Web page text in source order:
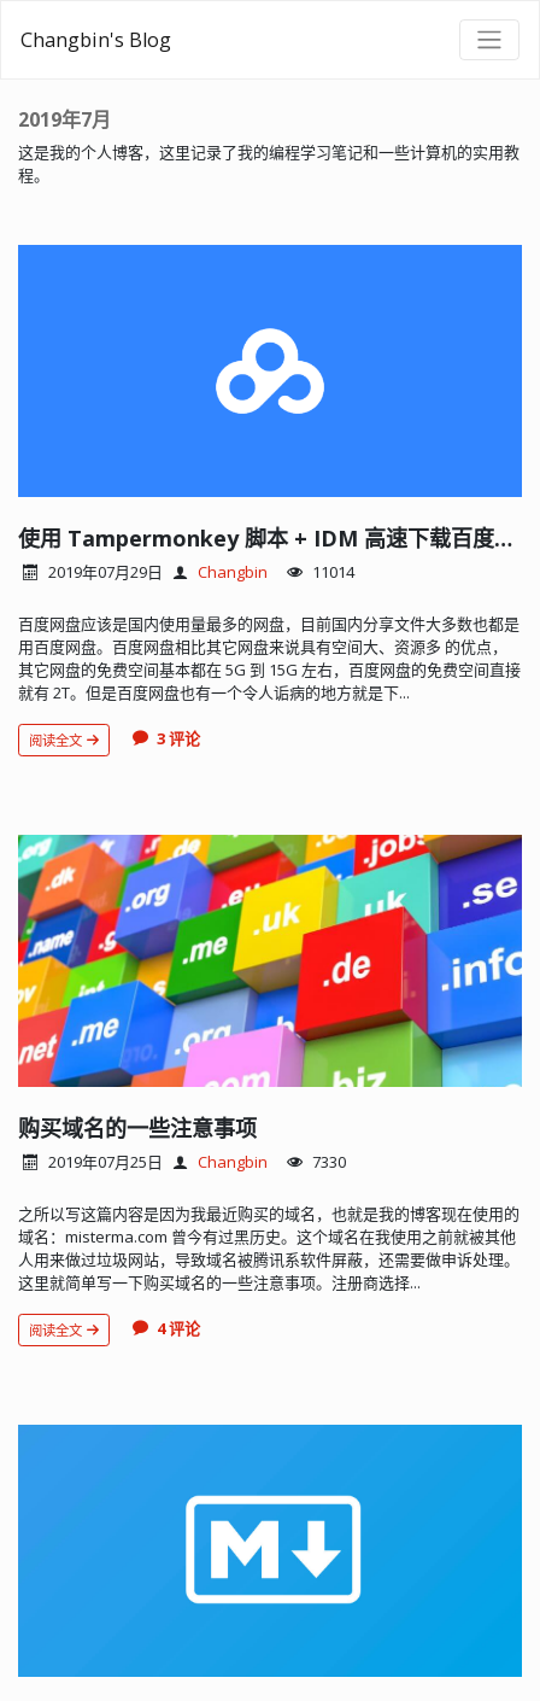
Changbin's Blog
2019年7月
这是我的个人博客，这里记录了我的编程学习笔记和一些计算机的实用教
程。
使用 Tampermonkey 脚本 + IDM 高速下载百度网盘的文件
2019年07月29日 Changbin 11014
百度网盘应该是国内使用量最多的网盘，目前国内分享文件大多数也都是
用百度网盘。百度网盘相比其它网盘来说具有空间大、资源多 的优点，
其它网盘的免费空间基本都在 5G 到 15G 左右，百度网盘的免费空间直接
就有 2T。但是百度网盘也有一个令人诟病的地方就是下...
阅读全文 3 评论
购买域名的一些注意事项
2019年07月25日 Changbin 7330
之所以写这篇内容是因为我最近购买的域名，也就是我的博客现在使用的
域名：misterma.com 曾今有过黑历史。这个域名在我使用之前就被其他
人用来做过垃圾网站，导致域名被腾讯系软件屏蔽，还需要做申诉处理。
这里就简单写一下购买域名的一些注意事项。注册商选择...
阅读全文 4 评论